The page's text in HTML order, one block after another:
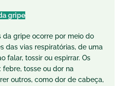
gripe
da gripe ocorre por meio do
das vias respiratórias, de uma
falar, tossir ou espirrar. Os
tosse ou dor na
outros, como dor de cabeça,